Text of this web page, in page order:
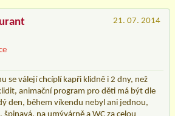
21. 07. 2014
se válejí chcíplí kapři klidně i 2 dny, než
animační program pro děti má být dle
den, během víkendu nebyl ani jednou,